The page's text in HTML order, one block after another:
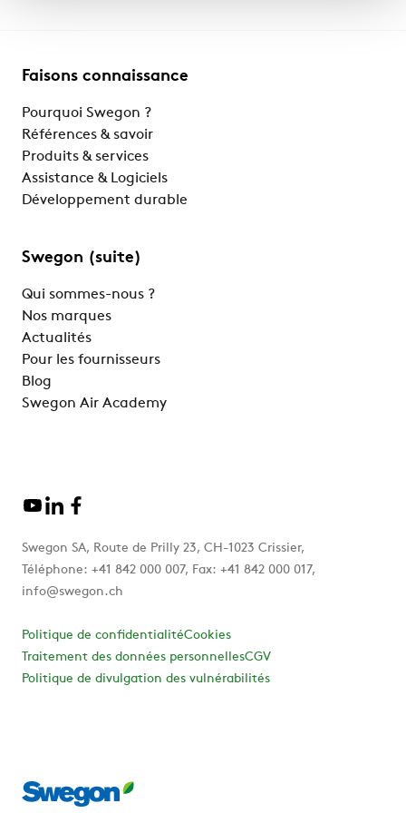
Faisons connaissance
Pourquoi Swegon ?
Références & savoir
Produits & services
Assistance & Logiciels
Développement durable
Swegon (suite)
Qui sommes-nous ?
Nos marques
Actualités
Pour les fournisseurs
Blog
Swegon Air Academy
Swegon SA, Route de Prilly 23, CH-1023 Crissier,
Téléphone: +41 842 000 007, Fax: +41 842 000 017,
info@swegon.ch
Politique de confidentialitéCookies
Traitement des données personnellesCGV
Politique de divulgation des vulnérabilités